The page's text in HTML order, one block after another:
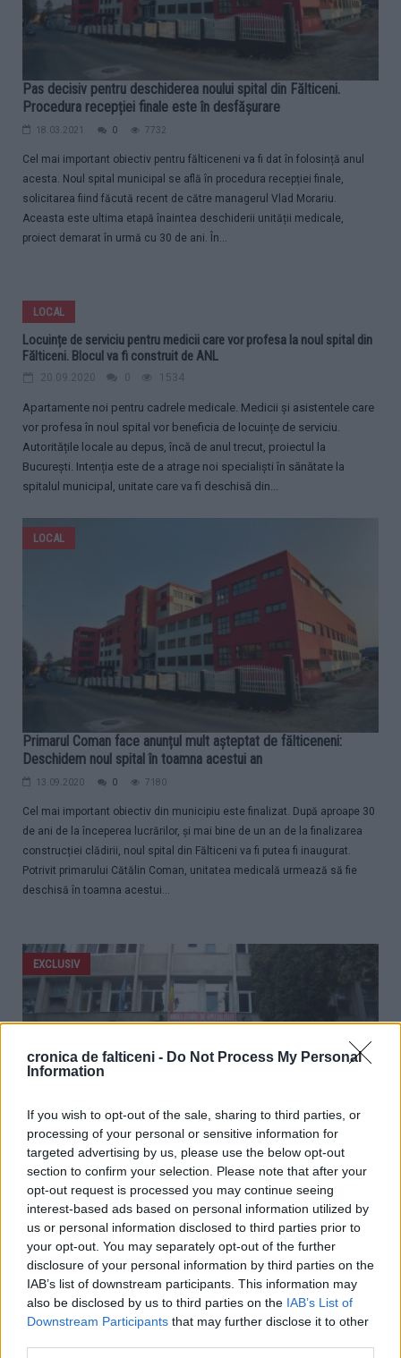
cronica de falticeni - Do Not Process My Personal
Information
If you wish to opt-out of the sale, sharing to third parties, or
processing of your personal or sensitive information for
targeted advertising by us, please use the below opt-out
section to confirm your selection. Please note that after your
opt-out request is processed you may continue seeing
interest-based ads based on personal information utilized by
us or personal information disclosed to third parties prior to
your opt-out. You may separately opt-out of the further
disclosure of your personal information by third parties on the
IAB’s list of downstream participants. This information may
also be disclosed by us to third parties on the IAB’s List of
Downstream Participants that may further disclose it to other
Pas decisiv pentru deschiderea noului spital din Fălticeni.
Procedura recepției finale este în desfășurare
18.03.2021 0 7732
Cel mai important obiectiv pentru fălticeneni va fi dat în folosință anul
acesta. Noul spital municipal se află în procedura recepției finale,
solicitarea fiind făcută recent de către managerul Vlad Morariu.
Aceasta este ultima etapă înaintea deschiderii unității medicale,
proiect demarat în urmă cu 30 de ani. În...
LOCAL
Locuințe de serviciu pentru medicii care vor profesa la noul spital din
Fălticeni. Blocul va fi construit de ANL
20.09.2020 0 1534
Apartamente noi pentru cadrele medicale. Medicii și asistentele care
vor profesa în noul spital vor beneficia de locuințe de serviciu.
Autoritățile locale au depus, încă de anul trecut, proiectul la
București. Intenția este de a atrage noi specialiști în sănătate la
spitalul municipal, unitate care va fi deschisă din...
LOCAL
Primarul Coman face anunțul mult așteptat de fălticeneni:
Deschidem noul spital în toamna acestui an
13.09.2020 0 7180
Cel mai important obiectiv din municipiu este finalizat. După aproape 30
de ani de la începerea lucrărilor, și mai bine de un an de la finalizarea
construcției clădirii, noul spital din Fălticeni va fi putea fi inaugurat.
Potrivit primarului Cătălin Coman, unitatea medicală urmează să fie
deschisă în toamna acestui...
EXCLUSIV
Noutate în sistemul medical din Fălticeni. Fosta Policlinică va
deveni Centru pentru Medicina de Familie
02.09.2020 0 9108
Schimbări importante sunt previzionate pentru sistemul local de
sănătate. Deschiderea noului spital din Fălticeni, moment care, potrivit
primarului Cătălin Coman, se va produce în toamna acestui an, va
genera o serie de modificări la nivel organizatoric în schema
infrastructurii medicale. Trei clădiri, în care funcționează...